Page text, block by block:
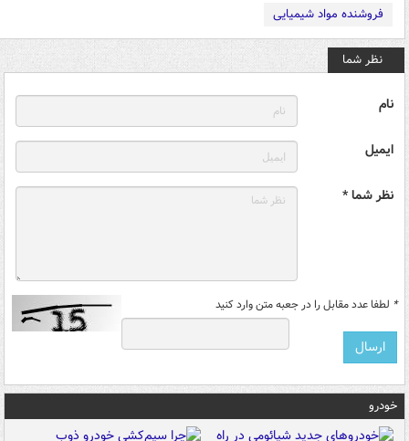
فروشنده مواد شیمیایی
نظر شما
نام
ایمیل
نظر شما *
* لطفا عدد مقابل را در جعبه متن وارد کنید
خودرو